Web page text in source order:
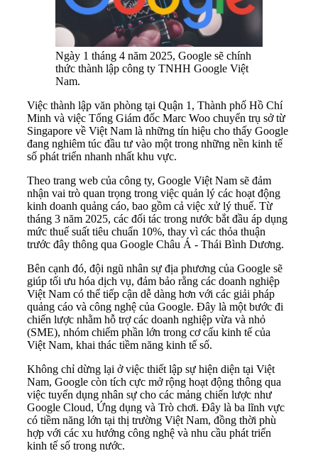
Ngày 1 tháng 4 năm 2025, Google sẽ chính
thức thành lập công ty TNHH Google Việt
Nam.
Việc thành lập văn phòng tại Quận 1, Thành phố Hồ Chí
Minh và việc Tổng Giám đốc Marc Woo chuyển trụ sở từ
Singapore về Việt Nam là những tín hiệu cho thấy Google
đang nghiêm túc đầu tư vào một trong những nền kinh tế
số phát triển nhanh nhất khu vực.
Theo trang web của công ty, Google Việt Nam sẽ đảm
nhận vai trò quan trọng trong việc quản lý các hoạt động
kinh doanh quảng cáo, bao gồm cả việc xử lý thuế. Từ
tháng 3 năm 2025, các đối tác trong nước bắt đầu áp dụng
mức thuế suất tiêu chuẩn 10%, thay vì các thỏa thuận
trước đây thông qua Google Châu Á - Thái Bình Dương.
Bên cạnh đó, đội ngũ nhân sự địa phương của Google sẽ
giúp tối ưu hóa dịch vụ, đảm bảo rằng các doanh nghiệp
Việt Nam có thể tiếp cận dễ dàng hơn với các giải pháp
quảng cáo và công nghệ của Google. Đây là một bước đi
chiến lược nhằm hỗ trợ các doanh nghiệp vừa và nhỏ
(SME), nhóm chiếm phần lớn trong cơ cấu kinh tế của
Việt Nam, khai thác tiềm năng kinh tế số.
Không chỉ dừng lại ở việc thiết lập sự hiện diện tại Việt
Nam, Google còn tích cực mở rộng hoạt động thông qua
việc tuyển dụng nhân sự cho các mảng chiến lược như
Google Cloud, Ứng dụng và Trò chơi. Đây là ba lĩnh vực
có tiềm năng lớn tại thị trường Việt Nam, đồng thời phù
hợp với các xu hướng công nghệ và nhu cầu phát triển
kinh tế số trong nước.